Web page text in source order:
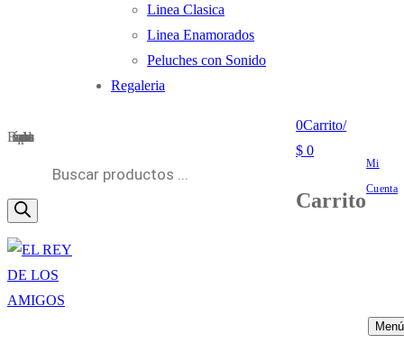
Linea Clasica
Linea Enamorados
Peluches con Sonido
Regaleria
Búsqueda de productos
0Carrito/
$ 0
Carrito
Mi
Cuenta
Menú